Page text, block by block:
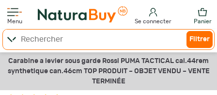
Menu Se connecter Panier
Filtrer
Carabine a levier sous garde Rossi PUMA TACTICAL cal.44rem
synthetique can.46cm TOP PRODUIT – OBJET VENDU – VENTE
TERMINÉE